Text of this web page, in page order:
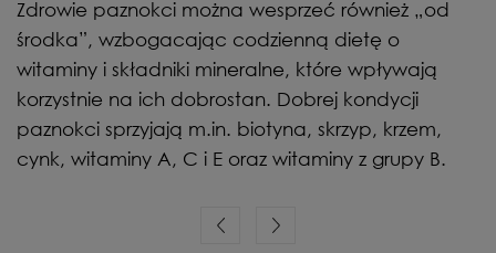
Zdrowie paznokci można wesprzeć również „od
środka”, wzbogacając codzienną dietę o
witaminy i składniki mineralne, które wpływają
korzystnie na ich dobrostan. Dobrej kondycji
paznokci sprzyjają m.in. biotyna, skrzyp, krzem,
cynk, witaminy A, C i E oraz witaminy z grupy B.